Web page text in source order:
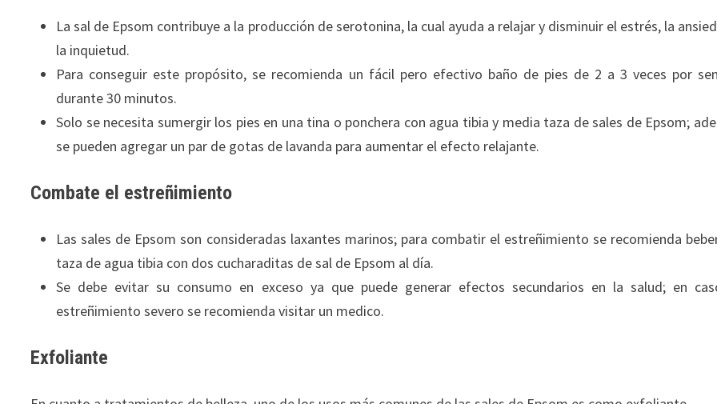
La sal de Epsom contribuye a la producción de serotonina, la cual ayuda a relajar y disminuir el estrés, la
la inquietud.
Para conseguir este propósito, se recomienda un fácil pero efectivo baño de pies de 2 a 3 veces por
durante 30 minutos.
Solo se necesita sumergir los pies en una tina o ponchera con agua tibia y media taza de sales de Epsom;
se pueden agregar un par de gotas de lavanda para aumentar el efecto relajante.
Combate el estreñimiento
Las sales de Epsom son consideradas laxantes marinos; para combatir el estreñimiento se recomienda
taza de agua tibia con dos cucharaditas de sal de Epsom al día.
Se debe evitar su consumo en exceso ya que puede generar efectos secundarios en la salud; en
estreñimiento severo se recomienda visitar un medico.
Exfoliante